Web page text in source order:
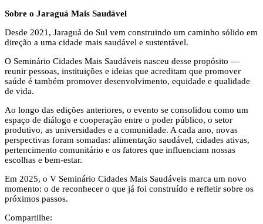
Sobre o Jaraguá Mais Saudável
Desde 2021, Jaraguá do Sul vem construindo um caminho sólido em
direção a uma cidade mais saudável e sustentável.
O Seminário Cidades Mais Saudáveis nasceu desse propósito —
reunir pessoas, instituições e ideias que acreditam que promover
saúde é também promover desenvolvimento, equidade e qualidade
de vida.
Ao longo das edições anteriores, o evento se consolidou como um
espaço de diálogo e cooperação entre o poder público, o setor
produtivo, as universidades e a comunidade. A cada ano, novas
perspectivas foram somadas: alimentação saudável, cidades ativas,
pertencimento comunitário e os fatores que influenciam nossas
escolhas e bem-estar.
Em 2025, o V Seminário Cidades Mais Saudáveis marca um novo
momento: o de reconhecer o que já foi construído e refletir sobre os
próximos passos.
Compartilhe: